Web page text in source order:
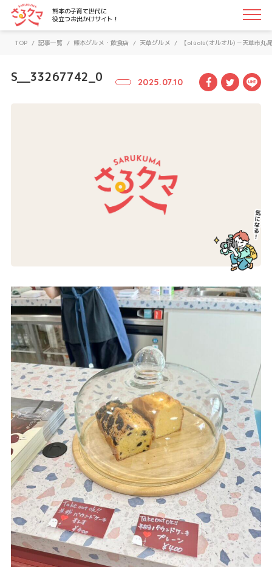
さるクマ-さるこう、熊本-｜熊本の子育て世代に役立つお
熊本の子育て世代に
役立つお出かけサイト！
TOP / 記事一覧 / 熊本グルメ・飲食店 / 天草グルメ / 【olüolü(オルオル)－天草市丸
S__33267742_0 2025.07.10 Facebook